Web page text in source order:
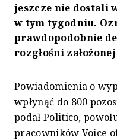
jeszcze nie dostali
w tym tygodniu.
prawdopodobnie
rozgłośni
Powiadomienia o
wpłynąć do 800
podał Politico,
pracowników Voice